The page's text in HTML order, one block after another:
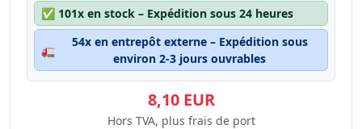
✅ 101x en stock – Expédition sous 24 heures
🚛
54x en entrepôt externe – Expédition sous
environ 2-3 jours ouvrables
8,10 EUR
Hors TVA, plus frais de port